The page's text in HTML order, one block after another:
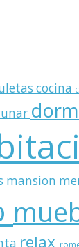
cocina
mansion
relax